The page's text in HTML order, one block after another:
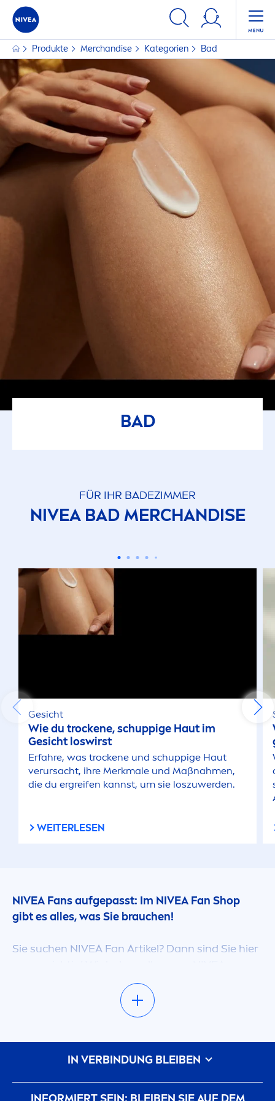
Produkte Merchandise Kategorien Bad
BAD
FÜR IHR BADEZIMMER
NIVEABAD MERCHANDISE
Gesicht
Wie du trockene, schuppige Haut im
Gesicht loswirst
Erfahre, was trockene und schuppige Haut
verursacht, ihre Merkmale und Maßnahmen,
die du ergreifen kannst, um sie loszuwerden.
WEITERLESEN
NIVEA Fans aufgepasst: Im NIVEA Fan Shop
gibt es alles, was Sie brauchen!
Sie suchen NIVEA Fan Artikel? Dann sind Sie hier
Merchandising Produkte übersichtlich für Sie
aufgelistet. So entgeht Ihnen keine Besonderheit
Fan Shop! Ob für Sie selbst,
Herzen liegt – hier werden Sie fündig.
IN VERBINDUNG BLEIBEN